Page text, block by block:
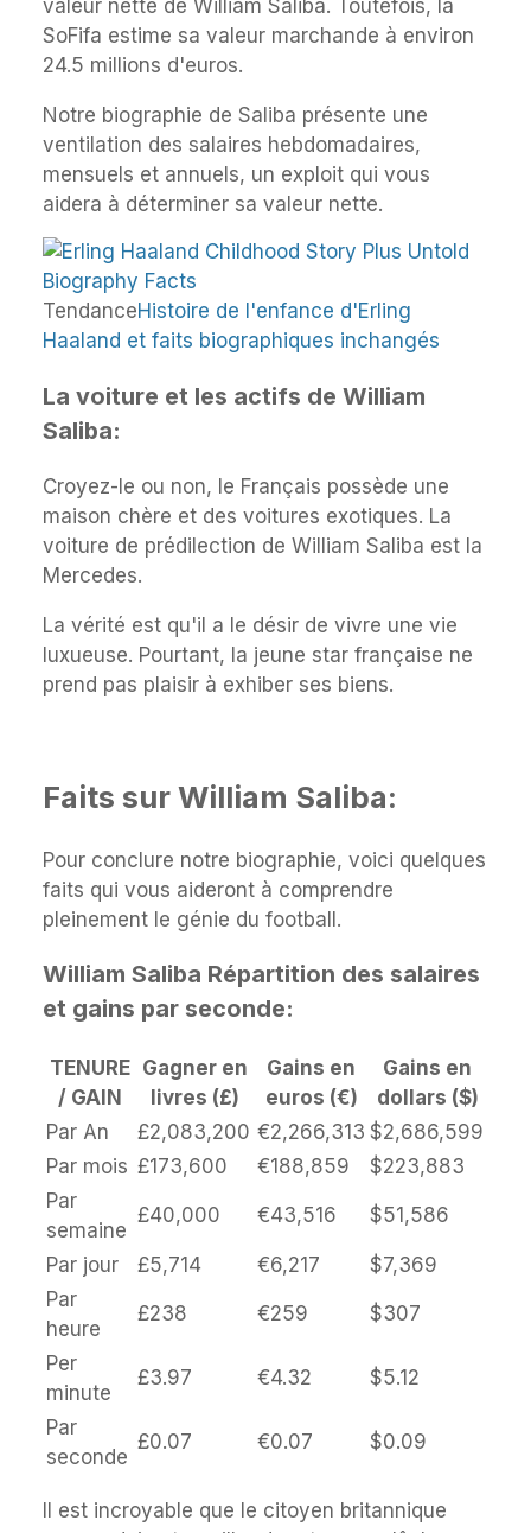
valeur nette de William Saliba. Toutefois, la
SoFifa estime sa valeur marchande à environ
24.5 millions d'euros.
Notre biographie de Saliba présente une
ventilation des salaires hebdomadaires,
mensuels et annuels, un exploit qui vous
aidera à déterminer sa valeur nette.
TendanceHistoire de l'enfance d'Erling
Haaland et faits biographiques inchangés
La voiture et les actifs de William
Saliba:
Croyez-le ou non, le Français possède une
maison chère et des voitures exotiques. La
voiture de prédilection de William Saliba est la
Mercedes.
La vérité est qu'il a le désir de vivre une vie
luxueuse. Pourtant, la jeune star française ne
prend pas plaisir à exhiber ses biens.
Faits sur William Saliba:
Pour conclure notre biographie, voici quelques
faits qui vous aideront à comprendre
pleinement le génie du football.
William Saliba Répartition des salaires
et gains par seconde:
TENURE
/ GAIN
Gagner en
livres (£)
Gains en
euros (€)
Gains en
dollars ($)
Par An
£2,083,200 €2,266,313 $2,686,599
Par mois £173,600 €188,859
$223,883
Par
semaine
£40,000 €43,516 $51,586
Par jour £5,714 €6,217
$7,369
Par
heure
£238 €259 $307
Per
minute
£3.97 €4.32 $5.12
Par
seconde
£0.07 €0.07 $0.09
Il est incroyable que le citoyen britannique